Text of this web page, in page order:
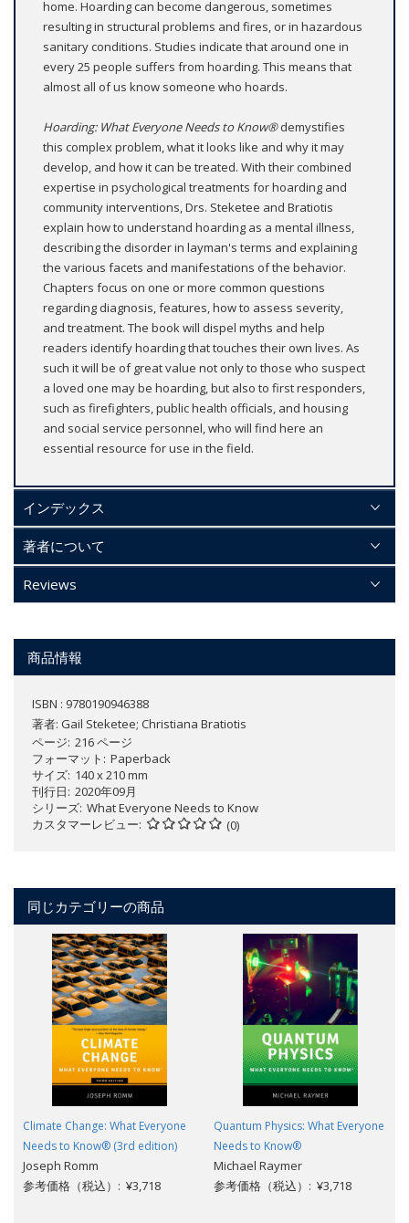
home. Hoarding can become dangerous, sometimes
resulting in structural problems and fires, or in hazardous
sanitary conditions. Studies indicate that around one in
every 25 people suffers from hoarding. This means that
almost all of us know someone who hoards.
Hoarding: What Everyone Needs to Know®demystifies
this complex problem, what it looks like and why it may
develop, and how it can be treated. With their combined
expertise in psychological treatments for hoarding and
community interventions, Drs. Steketee and Bratiotis
explain how to understand hoarding as a mental illness,
describing the disorder in layman's terms and explaining
the various facets and manifestations of the behavior.
Chapters focus on one or more common questions
regarding diagnosis, features, how to assess severity,
and treatment. The book will dispel myths and help
readers identify hoarding that touches their own lives. As
such it will be of great value not only to those who suspect
a loved one may be hoarding, but also to first responders,
such as firefighters, public health officials, and housing
and social service personnel, who will find here an
essential resource for use in the field.
インデックス
著者について
Reviews
商品情報
ISBN : 9780190946388
著者: Gail Steketee; Christiana Bratiotis
ページ 216 ページ
フォーマット
Paperback
サイズ 140 x 210 mm
刊行日 2020年09月
シリーズ What Everyone Needs to Know
カスタマーレビュー
(0)
同じカテゴリーの商品
Climate Change: What Everyone
Needs to Know® (3rd edition)
Joseph Romm
参考価格（税込）: ¥3,718
Quantum Physics: What Everyone
Needs to Know®
Michael Raymer
参考価格（税込）: ¥3,718